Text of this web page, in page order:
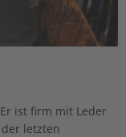
ist firm mit Leder
letzten